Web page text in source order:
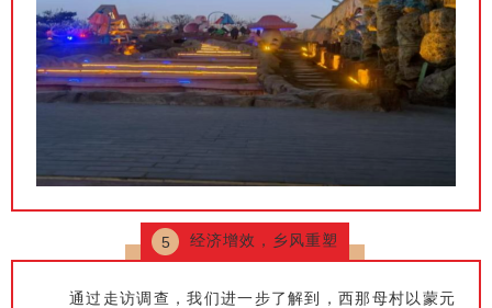
5 经济增效，乡风重塑
通过走访调查，我们进一步了解到，西那母村以蒙元